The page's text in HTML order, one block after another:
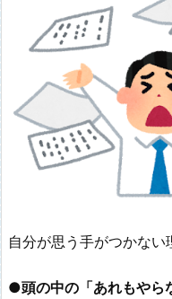
自分が思う手がつかない
●頭の中の「あれもやら